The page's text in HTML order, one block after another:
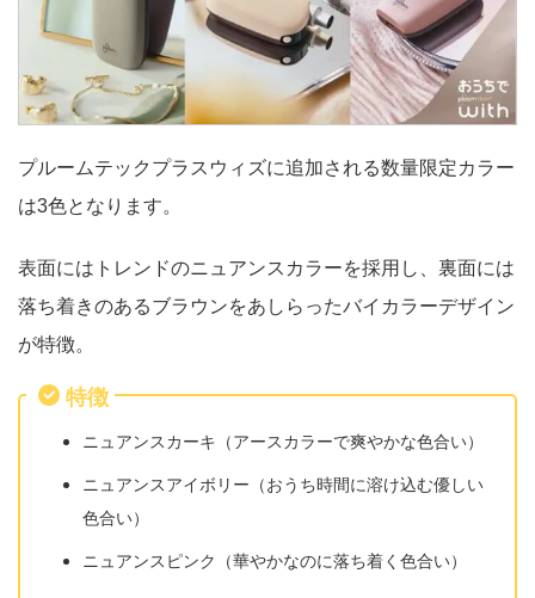
プルームテックプラスウィズに追加される数量限定カラー
は3色となります。
表面にはトレンドのニュアンスカラーを採用し、裏面には
落ち着きのあるブラウンをあしらったバイカラーデザイン
が特徴。
特徴
ニュアンスカーキ（アースカラーで爽やかな色合い）
ニュアンスアイボリー（おうち時間に溶け込む優しい
色合い）
ニュアンスピンク（華やかなのに落ち着く色合い）